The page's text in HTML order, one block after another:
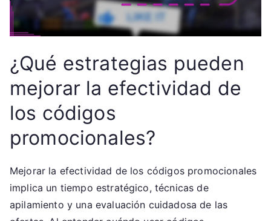
¿Qué estrategias pueden
mejorar la efectividad de
los códigos
promocionales?
Mejorar la efectividad de los códigos promocionales
implica un tiempo estratégico, técnicas de
apilamiento y una evaluación cuidadosa de las